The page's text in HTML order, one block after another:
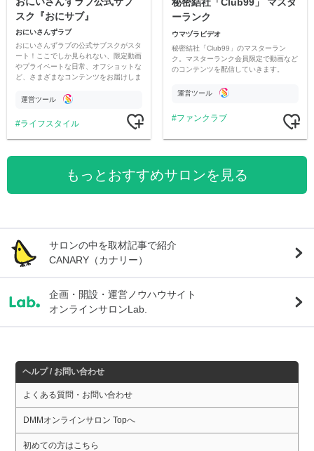
スク『おにサブ』
おにいさんずラブ
おにいさんずラブの公式サブスクがスタ
ート！ここでしか見られない、限定動画
やプライベートな日常、オフショットな
ど、さまざまなコンテンツをお届けしま
運営ツール
ライフスタイル
秘密結社「Club99」 マスタ
ーランク
ウマヅラビデオ
秘密結社「Club99」のマスターラン
ク。マスターランク会員限定で動画など
のコンテンツを配信していきます。
運営ツール
ファンクラブ
もっとおすすめサロンを見る
サロンの中を取材記事で紹介
CANARY（カナリー）
企画・開設・運営ノウハウサイト
オンラインサロンLab.
ヘルプ / お問い合わせ
よくある質問・お問い合わせ
DMMオンラインサロン Topへ
初めての方はこちら